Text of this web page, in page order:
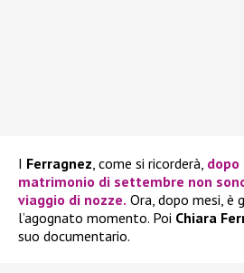
I Ferragnez , come si ricorderà, dopo
matrimonio di settembre non
viaggio di nozze. Ora, dopo mesi, è
l’agognato momento. Poi Chiara
suo documentario.